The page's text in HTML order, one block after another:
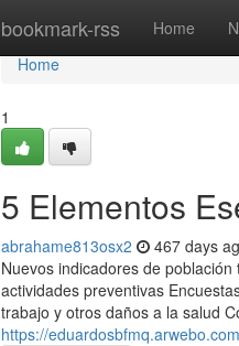
bookmark-rss Home
Home
Home
1
5 Elementos
abrahame813osx2 467 days
Nuevos indicadores de
actividades preventivas
trabajo y otros daños a la salud
https://